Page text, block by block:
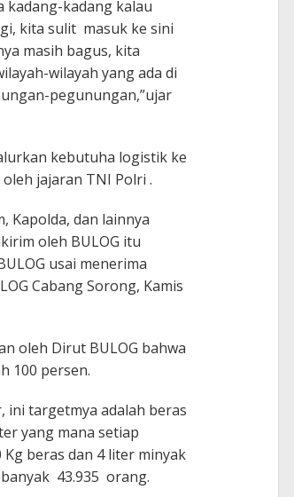
kadang-kadang kalau
kita sulit masuk ke sini
masih bagus, kita
wilayah yang ada di
pegunungan,”ujar
kebutuha logistik ke
jajaran TNI Polri .
Kapolda, dan lainnya
oleh BULOG itu
usai menerima
Cabang Sorong, Kamis
oleh Dirut BULOG bahwa
100 persen.
ini targetmya adalah beras
yang mana setiap
beras dan 4 liter minyak
43.935 orang.